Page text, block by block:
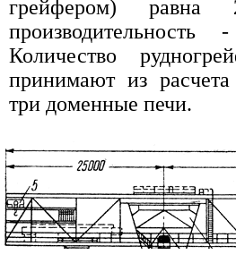
грейфером)
Количество
принимают из
три доменные печи.